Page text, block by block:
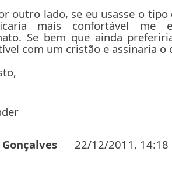
outro lado, se eu usasse o
mais confortável me
Se bem que ainda
com um cristão e assinaria o
22/12/2011, 14:18